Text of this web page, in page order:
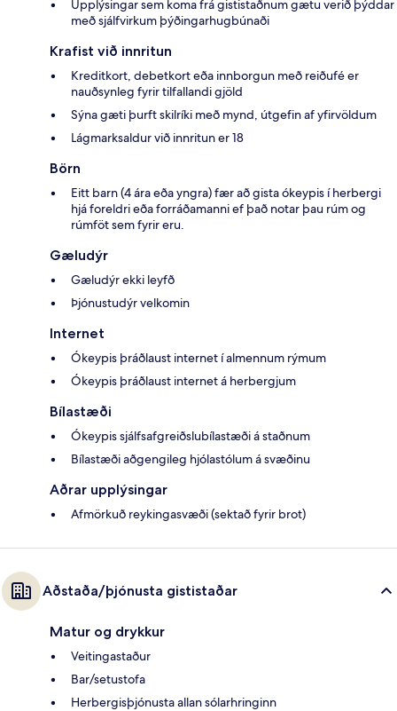
Upplýsingar sem koma frá gististaðnum gætu verið þýddar
með sjálfvirkum þýðingarhugbúnaði
Krafist við innritun
Kreditkort, debetkort eða innborgun með reiðufé er
nauðsynleg fyrir tilfallandi gjöld
Sýna gæti þurft skilríki með mynd, útgefin af yfirvöldum
Lágmarksaldur við innritun er 18
Börn
Eitt barn (4 ára eða yngra) fær að gista ókeypis í herbergi
hjá foreldri eða forráðamanni ef það notar þau rúm og
rúmföt sem fyrir eru.
Gæludýr
Gæludýr ekki leyfð
Þjónustudýr velkomin
Internet
Ókeypis þráðlaust internet í almennum rýmum
Ókeypis þráðlaust internet á herbergjum
Bílastæði
Ókeypis sjálfsafgreiðslubílastæði á staðnum
Bílastæði aðgengileg hjólastólum á svæðinu
Aðrar upplýsingar
Afmörkuð reykingasvæði (sektað fyrir brot)
Aðstaða/þjónusta gististaðar
Matur og drykkur
Veitingastaður
Bar/setustofa
Herbergisþjónusta allan sólarhringinn